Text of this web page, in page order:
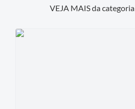
VEJA MAIS da categoria